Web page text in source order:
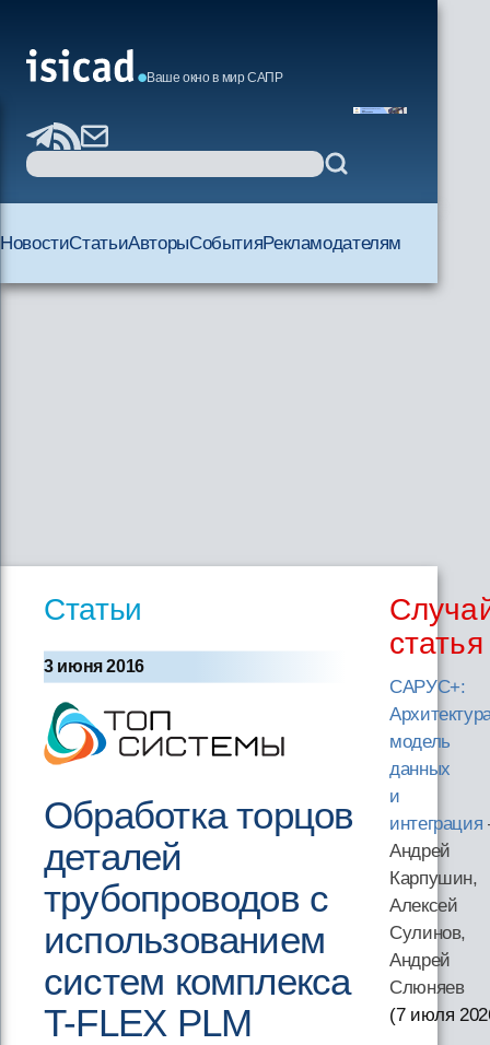
Ваше окно в мир САПР
НовостиСтатьиАвторыСобытияРекламодателям
Статьи
3 июня 2016
Обработка торцов
деталей
трубопроводов с
использованием
систем комплекса
T-FLEX PLM
статья
САРУС+:
модель
данных
и
интеграция
Андрей
Карпушин,
Алексей
Сулинов,
Андрей
Слюняев
(7 июля